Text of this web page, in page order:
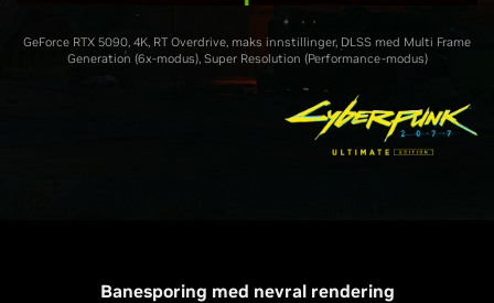
GeForce RTX 5090, 4K, RT Overdrive, maks innstillinger, DLSS med Multi Frame
Generation (6x-modus), Super Resolution (Performance-modus)
Banesporing med nevral rendering